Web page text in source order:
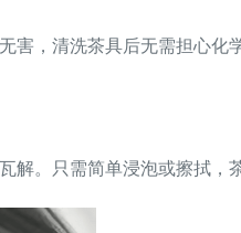
，清洗茶具后无需担心
。只需简单浸泡或擦拭，